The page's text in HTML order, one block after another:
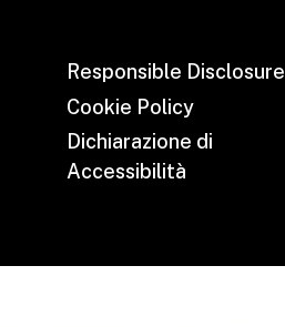
Responsible Disclosure
Cookie Policy
Dichiarazione di
Accessibilità